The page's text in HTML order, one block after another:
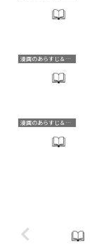
漫画のあらすじ＆見どころ
漫画のあらすじ＆見どころ